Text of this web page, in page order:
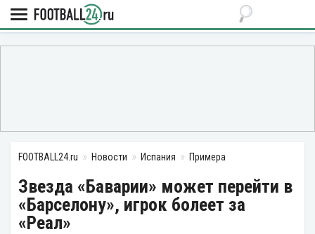
FOOTBALL24.ru Новости Испания Примера
Звезда «Баварии» может перейти в
«Барселону», игрок болеет за
«Реал»